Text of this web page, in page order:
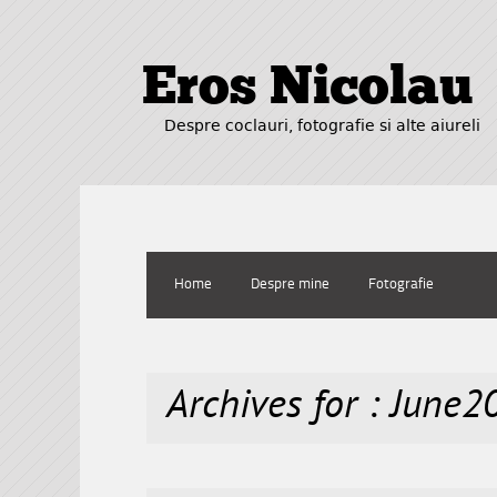
Eros Nicolau
Despre coclauri, fotografie si alte aiureli
Home Despre mine Fotografie
Archives for :